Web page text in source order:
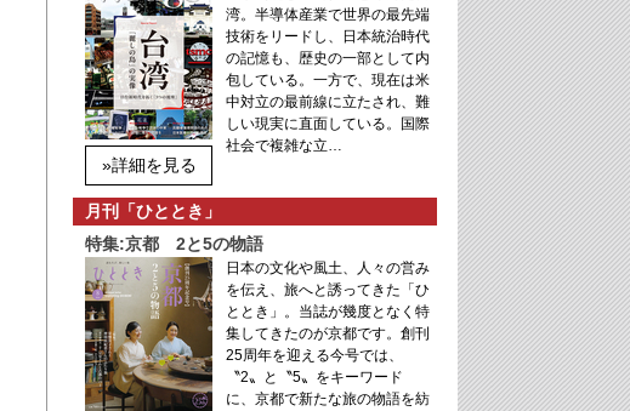
»詳細を見る
湾。半導体産業で世界の最先端
技術をリードし、日本統治時代
の記憶も、歴史の一部として内
包している。一方で、現在は米
中対立の最前線に立たされ、難
しい現実に直面している。国際
社会で複雑な立…
月刊「ひととき」
特集:京都 2と5の物語
日本の文化や風土、人々の営み
を伝え、旅へと誘ってきた「ひ
ととき」。当誌が幾度となく特
集してきたのが京都です。創刊
25周年を迎える今号では、
〝2〟と〝5〟をキーワード
に、京都で新たな旅の物語を紡